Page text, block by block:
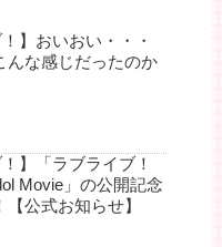
！】おいおい・・・
んな感じだったのか
！】「ラブライブ！
Movie」の公開記念
公式お知らせ】